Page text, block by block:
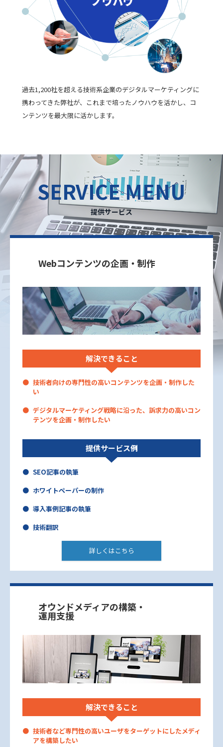
過去1,200社を超える技術系企業のデジタルマーケティングに
携わってきた弊社が、これまで培ったノウハウを活かし、コ
ンテンツを最大限に活かします。
SERVICE MENU
提供サービス
Webコンテンツの企画・制作
解決できること
技術者向けの専門性の高いコンテンツを企画・制作した
い
デジタルマーケティング戦略に沿った、訴求力の高いコン
テンツを企画・制作したい
提供サービス例
SEO記事の執筆
ホワイトペーパーの制作
導入事例記事の執筆
技術翻訳
詳しくはこちら
オウンドメディアの構築・
運用支援
解決できること
技術者など専門性の高いユーザをターゲットにしたメディ
アを構築したい